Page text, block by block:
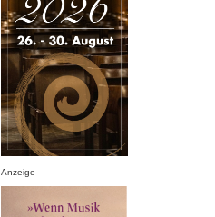
Anzeige